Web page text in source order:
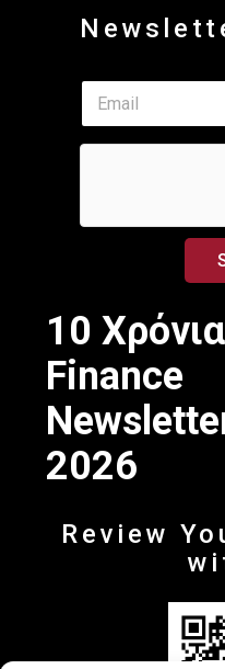
E
a
i
10
Finance
2026
Review